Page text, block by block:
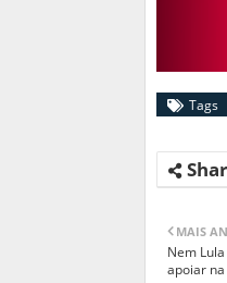
Tags
MAIS
Nem
apoiar